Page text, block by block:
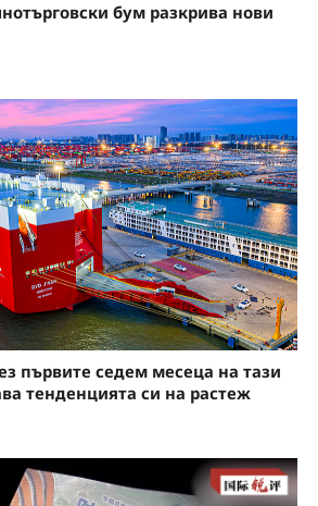
бум разкрива нови
първите седем месеца на тази
тенденцията си на растеж